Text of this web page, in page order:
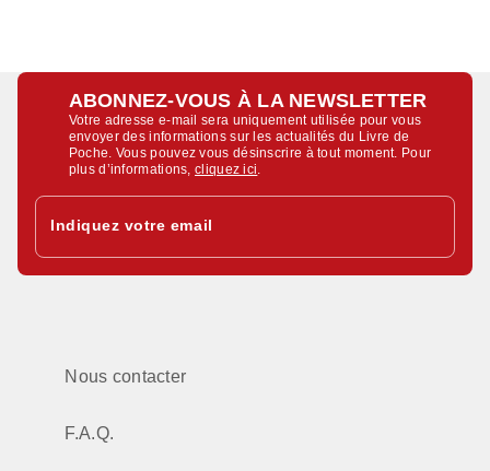
ABONNEZ-VOUS À LA NEWSLETTER
Votre adresse e-mail sera uniquement utilisée pour vous
envoyer des informations sur les actualités du Livre de
Poche. Vous pouvez vous désinscrire à tout moment. Pour
plus d’informations,cliquez ici
Indiquez votre email
Nous contacter
F.A.Q.